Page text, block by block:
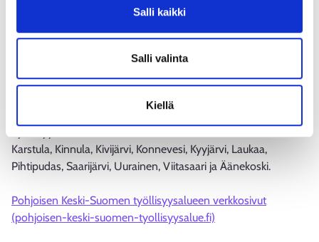
Salli kaikki
Salli valinta
Kiellä
Pohjanmaan työllisyysalueen verkkosivut (vaasa.fi)
Asiointi ja yhteystiedot (vaasa.fi)
Pohjoinen Keski-Suomi
Karstula, Kinnula, Kivijärvi, Konnevesi, Kyyjärvi, Laukaa,
Pihtipudas, Saarijärvi, Uurainen, Viitasaari ja Äänekoski.
Pohjoisen Keski-Suomen työllisyysalueen verkkosivut
(pohjoisen-keski-suomen-tyollisyysalue.fi)